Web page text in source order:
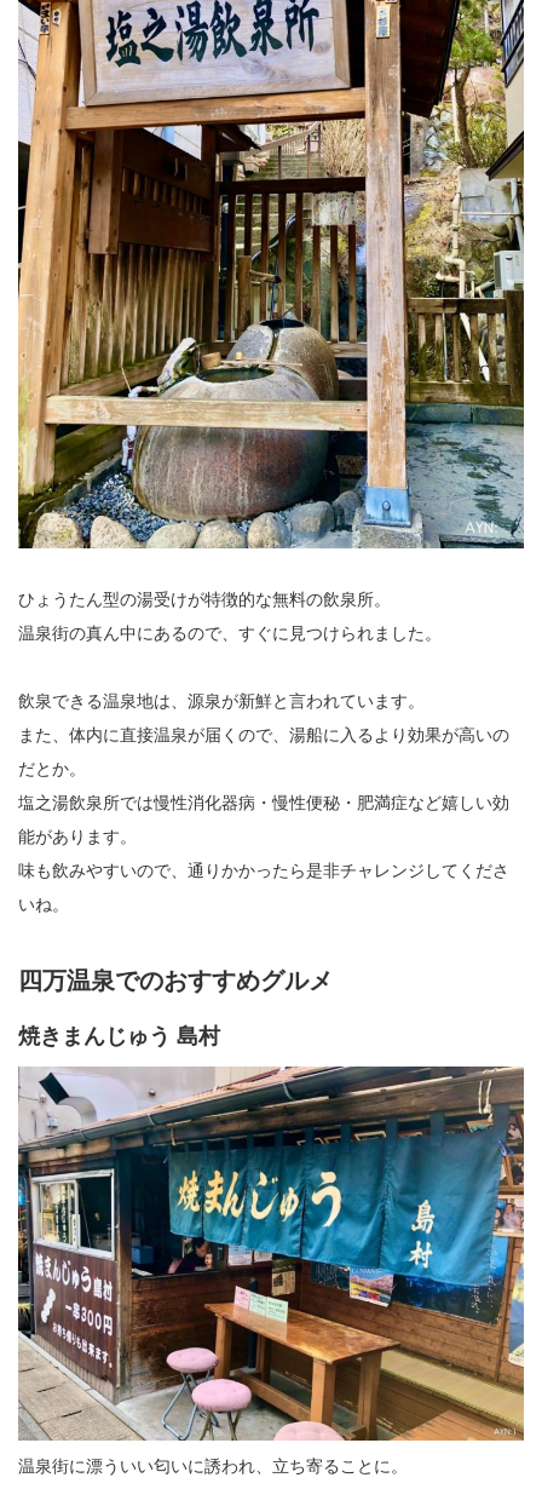
ひょうたん型の湯受けが特徴的な無料の飲泉所。
温泉街の真ん中にあるので、すぐに見つけられました。
飲泉できる温泉地は、源泉が新鮮と言われています。
また、体内に直接温泉が届くので、湯船に入るより効果が高いの
だとか。
塩之湯飲泉所では慢性消化器病・慢性便秘・肥満症など嬉しい効
能があります。
味も飲みやすいので、通りかかったら是非チャレンジしてくださ
いね。
四万温泉でのおすすめグルメ
焼きまんじゅう 島村
温泉街に漂ういい匂いに誘われ、立ち寄ることに。